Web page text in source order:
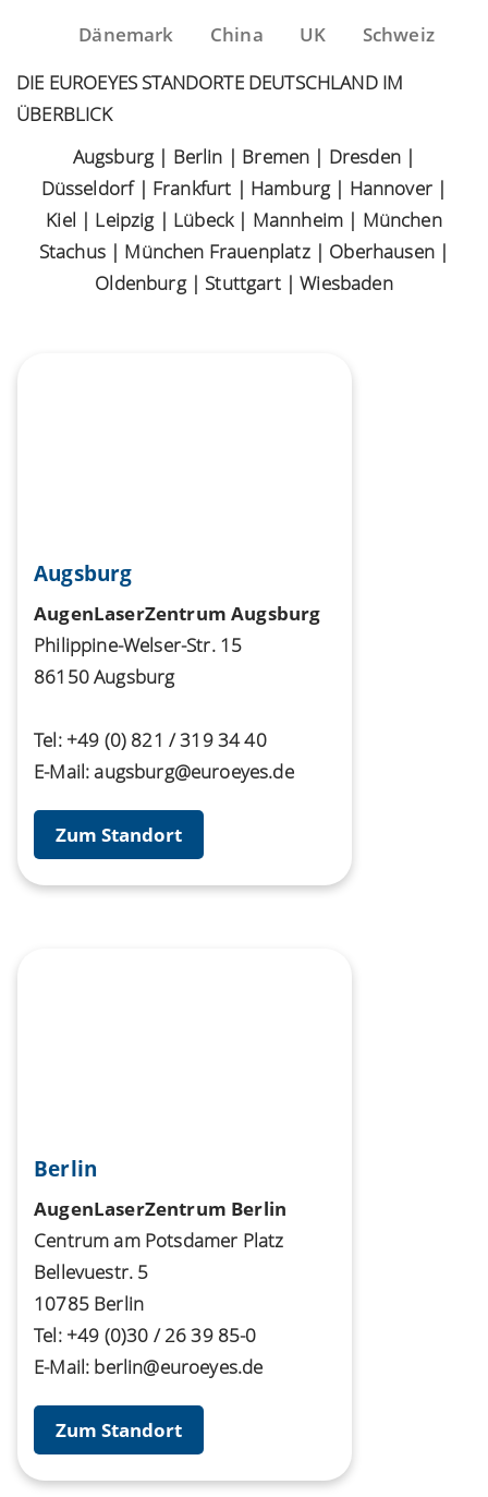
Dänemark China UK
Schweiz
DIE EUROEYES STANDORTE DEUTSCHLAND IM
ÜBERBLICK
Augsburg| Berlin | Bremen | Dresden|
Düsseldorf| Frankfurt | Hamburg| Hannover |
Kiel | Leipzig| Lübeck| Mannheim | München
Stachus| München Frauenplatz| Oberhausen|
Oldenburg| Stuttgart|Wiesbaden
Augsburg
AugenLaserZentrum Augsburg
Philippine-Welser-Str. 15
86150 Augsburg
Tel: +49 (0) 821 / 319 34 40
E-Mail:augsburg@euroeyes.de
Zum Standort
Berlin
AugenLaserZentrum Berlin
Centrum am Potsdamer Platz
Bellevuestr. 5
10785 Berlin
Tel: +49 (0)30 / 26 39 85-0
E-Mail: berlin@euroeyes.de
Zum Standort